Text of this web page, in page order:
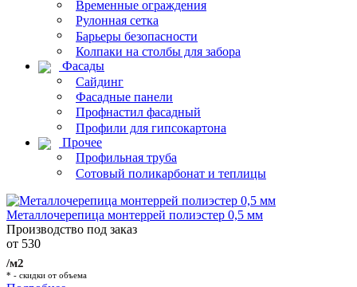
Временные ограждения
Рулонная сетка
Барьеры безопасности
Колпаки на столбы для забора
Фасады
Сайдинг
Фасадные панели
Профнастил фасадный
Профили для гипсокартона
Прочее
Профильная труба
Сотовый поликарбонат и теплицы
Металлочерепица монтеррей полиэстер 0,5 мм
Производство под заказ
от 530
/м2
* - скидки от объема